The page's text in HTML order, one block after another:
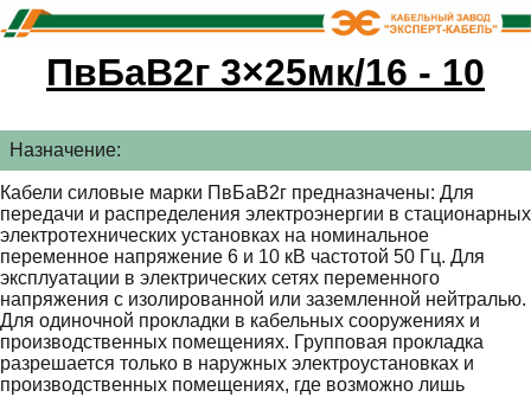
ПвБаВ2г 3×25мк/16 - 10
Назначение:
Кабели силовые марки ПвБаВ2г предназначены: Для
передачи и распределения электроэнергии в стационарных
электротехнических установках на номинальное
переменное напряжение 6 и 10 кВ частотой 50 Гц. Для
эксплуатации в электрических сетях переменного
напряжения с изолированной или заземленной нейтралью.
Для одиночной прокладки в кабельных сооружениях и
производственных помещениях. Групповая прокладка
разрешается только в наружных электроустановках и
производственных помещениях, где возможно лишь